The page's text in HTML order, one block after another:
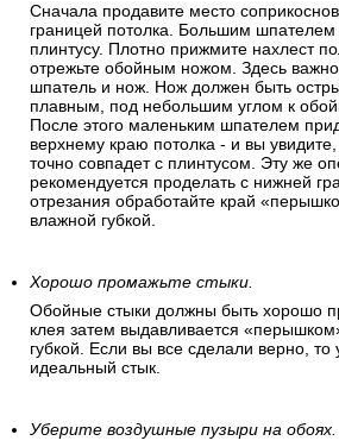
Сначала продавите место
границей потолка. Большим шпателем
плинтусу. Плотно прижмите нахлест
отрежьте обойным ножом. Здесь
шпатель и нож. Нож должен быть
плавным, под небольшим углом к
После этого маленьким шпателем
верхнему краю потолка - и вы
точно совпадет с плинтусом. Эту же
рекомендуется проделать с нижней
отрезания обработайте край
влажной губкой.
Хорошо промажьте стыки.
Обойные стыки должны быть хорошо
клея затем выдавливается
губкой. Если вы все сделали верно, то
идеальный стык.
Уберите воздушные пузыри на обоях.